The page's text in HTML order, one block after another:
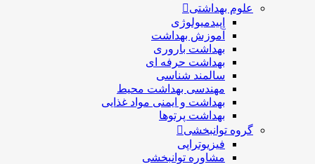
علوم بهداشتی
اپیدمیولوژی
آموزش بهداشت
بهداشت باروری
بهداشت حرفه ای
سالمند شناسی
مهندسی بهداشت محيط
بهداشت و ایمنی مواد غذایی
بهداشت پرتوها
گروه توانبخشی
فیزیوتراپی
مشاوره توانبخشی